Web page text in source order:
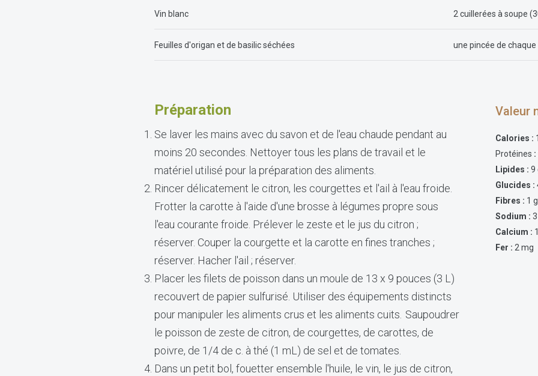
Vin blanc 2 cuillerées à soupe
Feuilles d'origan et de basilic séchées une pincée de chaque
Préparation
Se laver les mains avec du savon et de l'eau chaude pendant au
moins 20 secondes. Nettoyer tous les plans de travail et le
matériel utilisé pour la préparation des aliments.
Rincer délicatement le citron, les courgettes et l'ail à l'eau froide.
Frotter la carotte à l'aide d'une brosse à légumes propre sous
l'eau courante froide. Prélever le zeste et le jus du citron ;
réserver. Couper la courgette et la carotte en fines tranches ;
réserver. Hacher l'ail ; réserver.
Placer les filets de poisson dans un moule de 13 x 9 pouces (3 L)
recouvert de papier sulfurisé. Utiliser des équipements distincts
pour manipuler les aliments crus et les aliments cuits. Saupoudrer
le poisson de zeste de citron, de courgettes, de carottes, de
poivre, de 1/4 de c. à thé (1 mL) de sel et de tomates.
Dans un petit bol, fouetter ensemble l'huile, le vin, le jus de citron,
Valeur
Calories :
Protéines :
Lipides :9
Glucides :
Fibres : 1 g
Sodium :
Calcium :
Fer : 2 mg